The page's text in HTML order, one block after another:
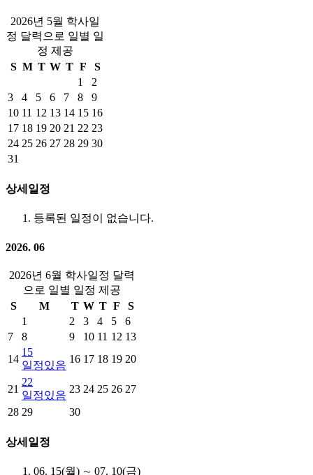
2026년 5월 학사일
정 달력으로 일별 일
정 제공
S M T W T F
S
1
2
3
4 5 6 7 8
9
10 11 12 13 14 15 16
17 18 19 20 21 22 23
24 25 26 27 28 29 30
31
상세일정
등록된 일정이 없습니다.
2026. 06
2026년 6월 학사일정 달력
으로 일별 일정 제공
S
M T W T F
S
1
2 3 4 5
6
7
8 9 10 11 12 13
14
15
일정있음
16 17 18 19 20
21
22
일정있음
23 24 25 26 27
28 29 30
상세일정
06. 15(월) ∼ 07. 10(금)